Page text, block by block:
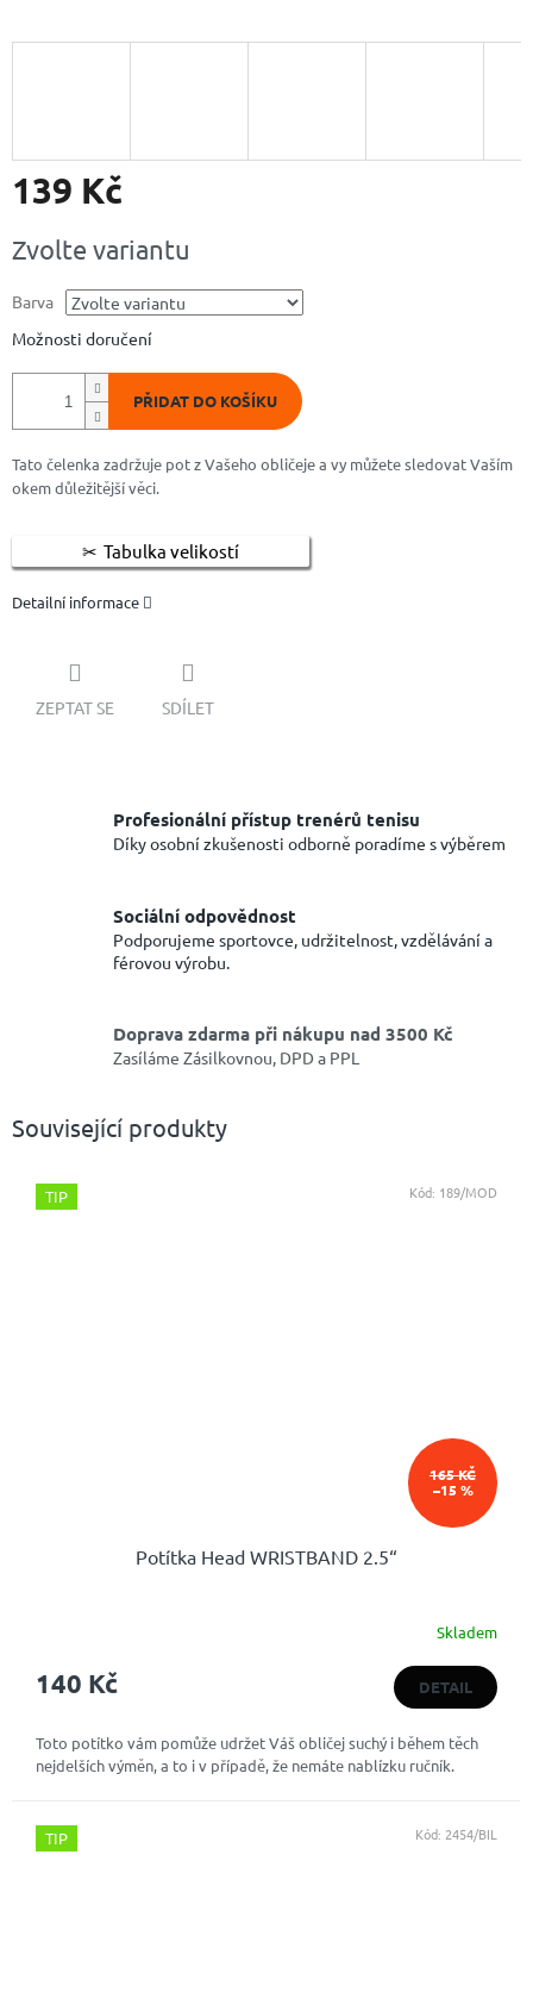
139 Kč
cena:
Zvolte variantu
Barva
Možnosti doručení
PŘIDAT DO KOŠÍKU
Tato čelenka zadržuje pot z Vašeho obličeje a vy můžete sledovat Vaším
okem důležitější věci.
Tabulka velikostí
Detailní informace
ZEPTAT SE SDÍLET
Profesionální přístup trenérů tenisu
Díky osobní zkušenosti odborně poradíme s výběrem
Sociální odpovědnost
Podporujeme sportovce, udržitelnost, vzdělávání a
férovou výrobu.
Doprava zdarma při nákupu nad 3500 Kč
Zasíláme Zásilkovnou, DPD a PPL
Související produkty
TIP
165 KČ
–15 %
Potítka Head WRISTBAND 2.5“
produktu
z
5
Skladem
140 Kč DETAIL
Toto potítko vám pomůže udržet Váš obličej suchý i během těch
nejdelších výměn, a to i v případě, že nemáte nablízku ručník.
Kód: 189/MOD
TIP Kód: 2454/BIL